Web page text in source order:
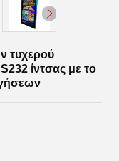
τυχερού
ίντσας με το